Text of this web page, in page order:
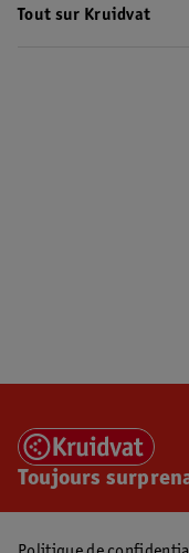
Tout sur Kruidvat
Toujours